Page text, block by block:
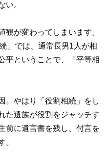
い。
観が変わってしまいます。
」では、通常長男1人が相
平ということで、「平等相
。やはり「役割相続」をし
た遺族が役割をジャッチす
前に遺言書を残し、付言を
。